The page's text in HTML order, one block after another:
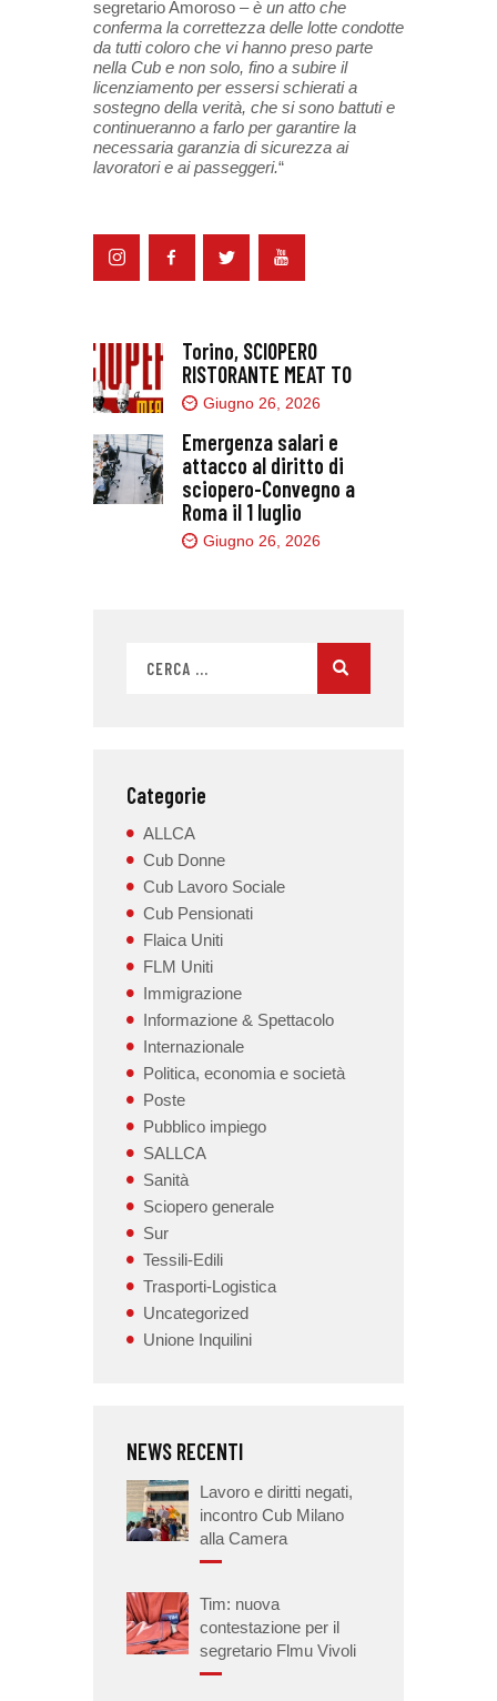
segretario Amoroso –è un atto che
conferma la correttezza delle lotte condotte
da tutti coloro che vi hanno preso parte
nella Cub e non solo, fino a subire il
licenziamento per essersi schierati a
sostegno della verità, che si sono battuti e
continueranno a farlo per garantire la
necessaria garanzia di sicurezza ai
lavoratori e ai passeggeri.“
Torino, SCIOPERO
RISTORANTE MEAT TO
Giugno 26, 2026
Emergenza salari e
attacco al diritto di
sciopero-Convegno a
Roma il 1 luglio
Giugno 26, 2026
Categorie
ALLCA
Cub Donne
Cub Lavoro Sociale
Cub Pensionati
Flaica Uniti
FLM Uniti
Immigrazione
Informazione & Spettacolo
Internazionale
Politica, economia e società
Poste
Pubblico impiego
SALLCA
Sanità
Sciopero generale
Sur
Tessili-Edili
Trasporti-Logistica
Uncategorized
Unione Inquilini
NEWS RECENTI
Lavoro e diritti negati,
incontro Cub Milano
alla Camera
Tim: nuova
contestazione per il
segretario Flmu Vivoli